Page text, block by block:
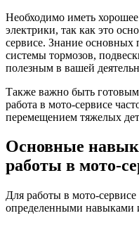
Необходимо иметь
электрики, так как это
сервисе. Знание основных
системы тормозов,
полезным в вашей
Также важно быть готовым
работа в мото-сервисе
перемещением тяжелых
Основные
работы в мото-
Для работы в мото-
определенными навыками